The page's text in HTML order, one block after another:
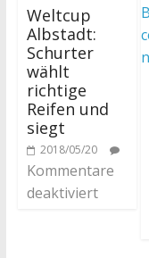
Weltcup
Albstadt:
Schurter
wählt
richtige
Reifen und
siegt
2018/05/20
Kommentare
deaktiviert